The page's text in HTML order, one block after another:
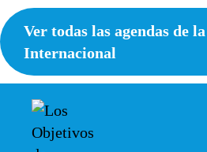
Ver todas las agendas de
Internacional